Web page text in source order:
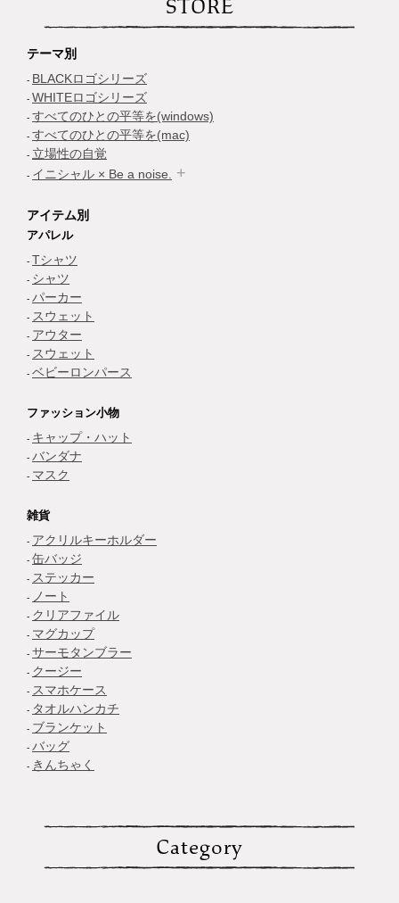
STORE
テーマ別
BLACKロゴシリーズ
WHITEロゴシリーズ
すべてのひとの平等を(windows)
すべてのひとの平等を(mac)
立場性の自覚
イニシャル × Be a noise.
アイテム別
アパレル
Tシャツ
シャツ
パーカー
スウェット
アウター
スウェット
ベビーロンパース
ファッション小物
キャップ・ハット
バンダナ
マスク
雑貨
アクリルキーホルダー
缶バッジ
ステッカー
ノート
クリアファイル
マグカップ
サーモタンブラー
クージー
スマホケース
タオルハンカチ
ブランケット
バッグ
きんちゃく
Category